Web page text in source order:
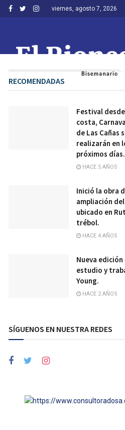
viernes, agosto 7, 2026
RECOMENDADAS
Festival
costa,
de Las Cañas
realizarán en
próximos días.
HACE 5 AÑOS
Inició la obra
ampliación
ubicado en
trébol.
HACE 4 AÑOS
Nueva edición
estudio y
Young.
HACE 2 AÑOS
SÍGUENOS EN NUESTRA REDES